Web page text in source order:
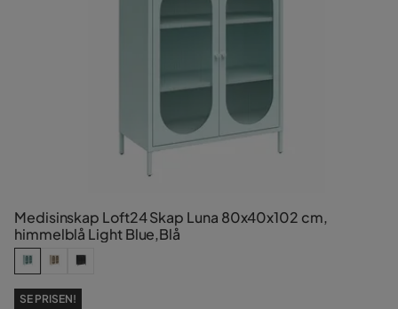
Medisinskap Loft24 Skap Luna 80x40x102 cm,
himmelblå Light Blue,Blå
SE PRISEN!